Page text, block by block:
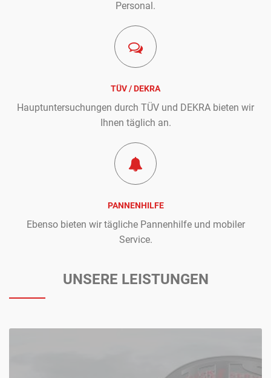
Personal.
TÜV / DEKRA
Hauptuntersuchungen durch TÜV und DEKRA bieten wir
Ihnen täglich an.
PANNENHILFE
Ebenso bieten wir tägliche Pannenhilfe und mobiler
Service.
UNSERE LEISTUNGEN